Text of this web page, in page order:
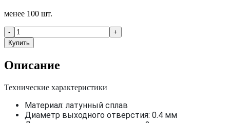
менее 100 шт.
-
+
Купить
Описание
Технические характеристики
Материал: латунный сплав
Диаметр выходного отверстия: 0.4 мм